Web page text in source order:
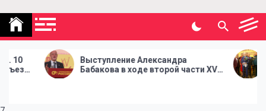
Портал общественно-
политической газеты
"Народная инициатива"
Александра
в ходе второй части XV
Партии СПРАВЕДЛИВАЯ
В Москве
часть XV Съезда
СПРАВЕДЛИВАЯ